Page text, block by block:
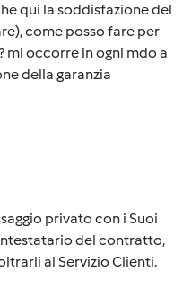
qui la soddisfazione del
come posso fare per
mi occorre in ogni mdo a
della garanzia
privato con i Suoi
del contratto,
al Servizio Clienti.